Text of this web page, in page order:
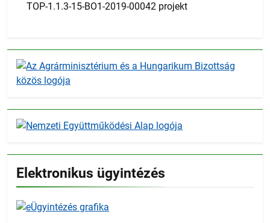
TOP-1.1.3-15-BO1-2019-00042 projekt
Elektronikus ügyintézés